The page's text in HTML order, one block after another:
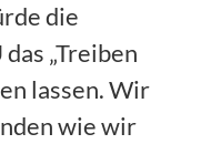
die
„Treiben
lassen. Wir
wie wir